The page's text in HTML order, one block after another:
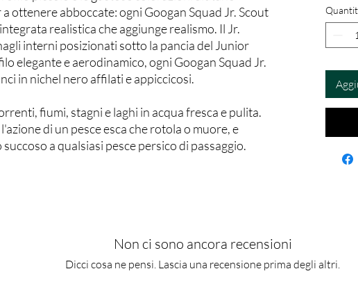
ottenere abboccate: ogni Googan Squad Jr. Scout
realistica che aggiunge realismo. Il Jr.
interni posizionati sotto la pancia del Junior
elegante e aerodinamico, ogni Googan Squad Jr.
in nichel nero affilati e appiccicosi.
fiumi, stagni e laghi in acqua fresca e pulita.
di un pesce esca che rotola o muore, e
a qualsiasi pesce persico di passaggio.
Non ci sono ancora recensioni
Dicci cosa ne pensi. Lascia una recensione prima degli altri.